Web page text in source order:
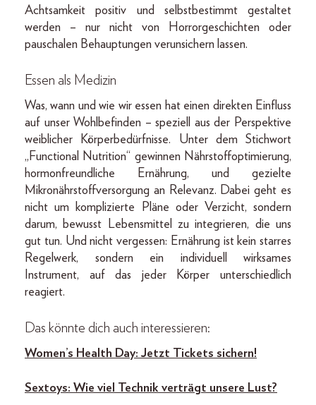
Achtsamkeit positiv und selbstbestimmt gestaltet
werden – nur nicht von Horrorgeschichten oder
pauschalen Behauptungen verunsichern lassen.
Essen als Medizin
Was, wann und wie wir essen hat einen direkten Einfluss
auf unser Wohlbefinden – speziell aus der Perspektive
weiblicher Körperbedürfnisse. Unter dem Stichwort
„Functional Nutrition“ gewinnen Nährstoffoptimierung,
hormonfreundliche Ernährung, und gezielte
Mikronährstoffversorgung an Relevanz. Dabei geht es
nicht um komplizierte Pläne oder Verzicht, sondern
darum, bewusst Lebensmittel zu integrieren, die uns
gut tun. Und nicht vergessen: Ernährung ist kein starres
Regelwerk, sondern ein individuell wirksames
Instrument, auf das jeder Körper unterschiedlich
reagiert.
Das könnte dich auch interessieren:
Women’s Health Day: Jetzt Tickets sichern!
Sextoys: Wie viel Technik verträgt unsere Lust?